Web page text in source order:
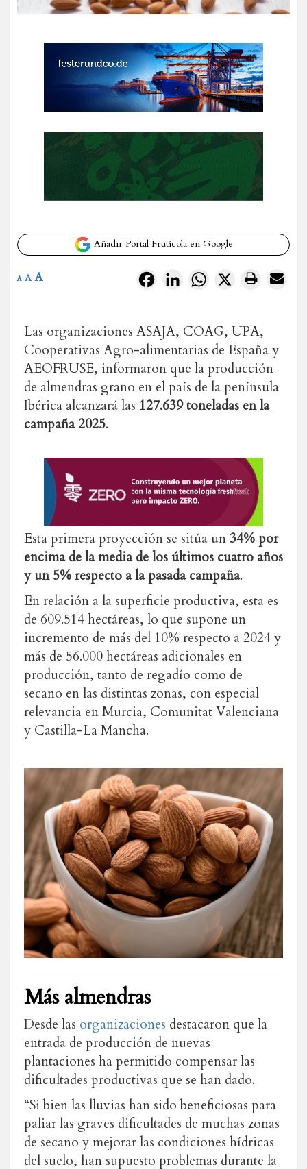
Añadir Portal Frutícola en Google
FacebookLinkedInWhatsApp
X
A A A
Las organizaciones ASAJA, COAG, UPA,
Cooperativas Agro-alimentarias de España y
AEOFRUSE, informaron que la producción
de almendras grano en el país de la península
Ibérica alcanzará las 127.639 toneladas en la
campaña 2025.
Esta primera proyección se sitúa un34% por
encima de la media de los últimos cuatro años
y un 5% respecto a la pasada campaña.
En relación a la superficie productiva, esta es
de 609.514 hectáreas, lo que supone un
incremento de más del 10% respecto a 2024 y
más de 56.000 hectáreas adicionales en
producción, tanto de regadío como de
secano en las distintas zonas, con especial
relevancia en Murcia, Comunitat Valenciana
y Castilla-La Mancha.
Más almendras
Desde las organizaciones destacaron que la
entrada de producción de nuevas
plantaciones ha permitido compensar las
dificultades productivas que se han dado.
“Si bien las lluvias han sido beneficiosas para
paliar las graves dificultades de muchas zonas
de secano y mejorar las condiciones hídricas
del suelo, han supuesto problemas durante la